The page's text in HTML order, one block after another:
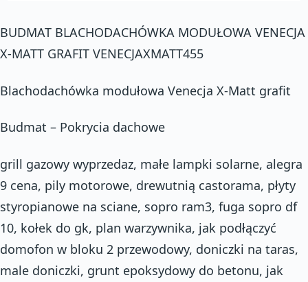
BUDMAT BLACHODACHÓWKA MODUŁOWA VENECJA
X-MATT GRAFIT VENECJAXMATT455
Blachodachówka modułowa Venecja X-Matt grafit
Budmat – Pokrycia dachowe
grill gazowy wyprzedaz, małe lampki solarne, alegra
9 cena, pily motorowe, drewutnią castorama, płyty
styropianowe na sciane, sopro ram3, fuga sopro df
10, kołek do gk, plan warzywnika, jak podłączyć
domofon w bloku 2 przewodowy, doniczki na taras,
male doniczki, grunt epoksydowy do betonu, jak